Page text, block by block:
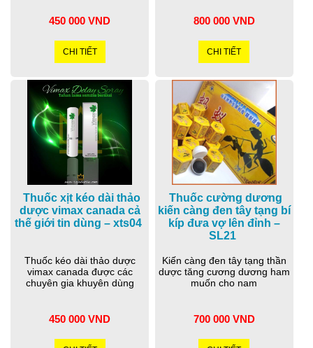
450 000 VND
CHI TIẾT
800 000 VND
CHI TIẾT
Thuốc xịt kéo dài thảo
dược vimax canada cả
thế giới tin dùng – xts04
Thuốc kéo dài thảo dược
vimax canada được các
chuyên gia khuyên dùng
450 000 VND
Thuốc cường dương
kiến càng đen tây tạng bí
kíp đưa vợ lên đỉnh –
SL21
Kiến càng đen tây tạng thần
dược tăng cương dương ham
muốn cho nam
700 000 VND